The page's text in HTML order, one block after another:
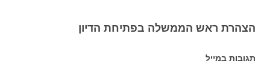
הצהרת ראש הממשלה בפתיחת הדיון
תגובות במייל